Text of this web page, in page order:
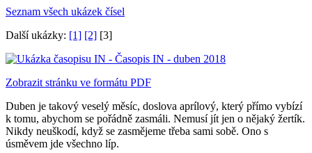
Seznam všech ukázek čísel
Další ukázky: [1] [2] [3]
Zobrazit stránku ve formátu PDF
Duben je takový veselý měsíc, doslova aprílový, který přímo vybízí
k tomu, abychom se pořádně zasmáli. Nemusí jít jen o nějaký žertík.
Nikdy neuškodí, když se zasmějeme třeba sami sobě. Ono s
úsměvem jde všechno líp.